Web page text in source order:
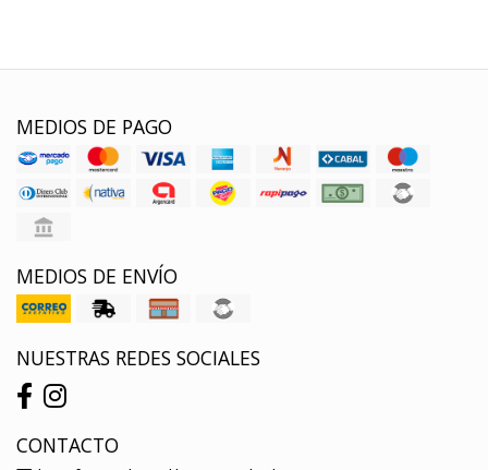
MEDIOS DE PAGO
MEDIOS DE ENVÍO
NUESTRAS REDES SOCIALES
CONTACTO